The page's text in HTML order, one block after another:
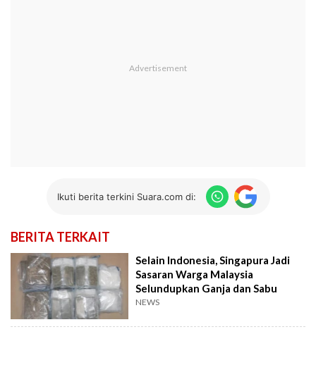
Ikuti berita terkini Suara.com di:
BERITA TERKAIT
Selain Indonesia, Singapura Jadi
Sasaran Warga Malaysia
Selundupkan Ganja dan Sabu
NEWS